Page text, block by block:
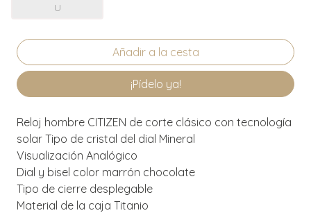
U
¡Pídelo ya!
Reloj hombre CITIZEN de corte clásico con tecnología
solar Tipo de cristal del dial Mineral
Visualización Analógico
Dial y bisel color marrón chocolate
Tipo de cierre desplegable
Material de la caja Titanio